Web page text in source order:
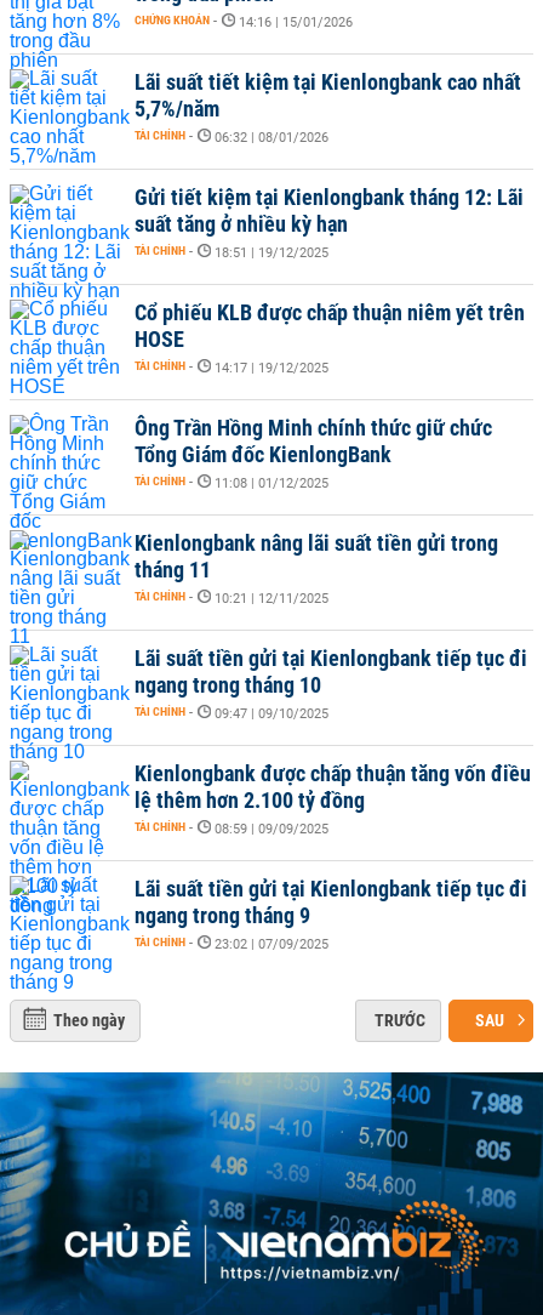
CHỨNG KHOÁN - 14:16 | 15/01/2026
Lãi suất tiết kiệm tại Kienlongbank cao nhất
5,7%/năm
TÀI CHÍNH - 06:32 | 08/01/2026
Gửi tiết kiệm tại Kienlongbank tháng 12: Lãi
suất tăng ở nhiều kỳ hạn
TÀI CHÍNH - 18:51 | 19/12/2025
Cổ phiếu KLB được chấp thuận niêm yết trên
HOSE
TÀI CHÍNH - 14:17 | 19/12/2025
Ông Trần Hồng Minh chính thức giữ chức
Tổng Giám đốc KienlongBank
TÀI CHÍNH - 11:08 | 01/12/2025
Kienlongbank nâng lãi suất tiền gửi trong
tháng 11
TÀI CHÍNH - 10:21 | 12/11/2025
Lãi suất tiền gửi tại Kienlongbank tiếp tục đi
ngang trong tháng 10
TÀI CHÍNH - 09:47 | 09/10/2025
Kienlongbank được chấp thuận tăng vốn điều
lệ thêm hơn 2.100 tỷ đồng
TÀI CHÍNH - 08:59 | 09/09/2025
Lãi suất tiền gửi tại Kienlongbank tiếp tục đi
ngang trong tháng 9
TÀI CHÍNH - 23:02 | 07/09/2025
Theo ngày TRƯỚC SAU